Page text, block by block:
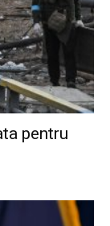
pentru